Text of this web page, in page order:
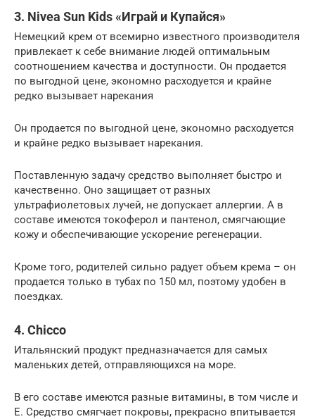
3. Nivea Sun Kids «Играй и Купайся»
Немецкий крем от всемирно известного производителя
привлекает к себе внимание людей оптимальным
соотношением качества и доступности. Он продается
по выгодной цене, экономно расходуется и крайне
редко вызывает нарекания
Он продается по выгодной цене, экономно расходуется
и крайне редко вызывает нарекания.
Поставленную задачу средство выполняет быстро и
качественно. Оно защищает от разных
ультрафиолетовых лучей, не допускает аллергии. А в
составе имеются токоферол и пантенол, смягчающие
кожу и обеспечивающие ускорение регенерации.
Кроме того, родителей сильно радует объем крема – он
продается только в тубах по 150 мл, поэтому удобен в
поездках.
4. Chicco
Итальянский продукт предназначается для самых
маленьких детей, отправляющихся на море.
В его составе имеются разные витамины, в том числе и
Е. Средство смягчает покровы, прекрасно впитывается